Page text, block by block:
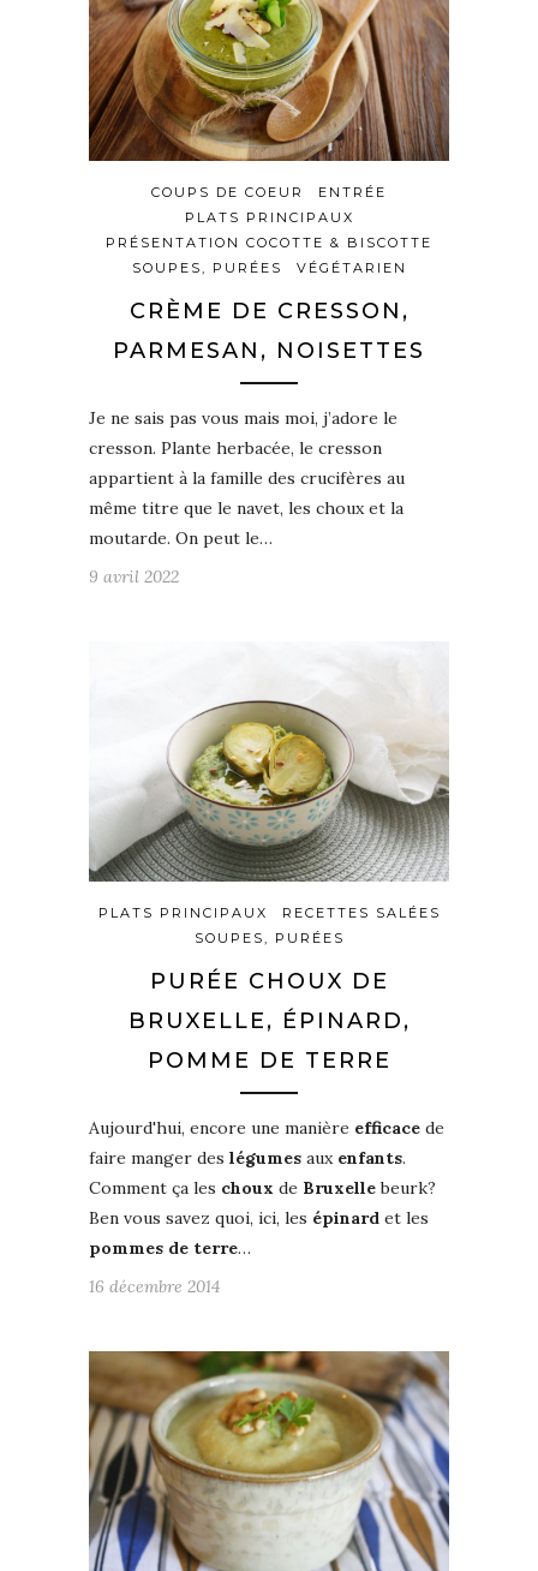
COUPS DE COEUR
ENTRÉE
PLATS PRINCIPAUX
PRÉSENTATION COCOTTE & BISCOTTE
SOUPES, PURÉES
VÉGÉTARIEN
CRÈME DE CRESSON,
PARMESAN, NOISETTES
Je ne sais pas vous mais moi, j’adore le
cresson. Plante herbacée, le cresson
appartient à la famille des crucifères au
même titre que le navet, les choux et la
moutarde. On peut le…
9 avril 2022
PLATS PRINCIPAUX
RECETTES SALÉES
SOUPES, PURÉES
PURÉE CHOUX DE
BRUXELLE, ÉPINARD,
POMME DE TERRE
Aujourd'hui, encore une manière efficace de
faire manger des légumes aux enfants.
Comment ça les choux de Bruxellebeurk?
Ben vous savez quoi, ici, les épinard et les
pommes de terre…
16 décembre 2014